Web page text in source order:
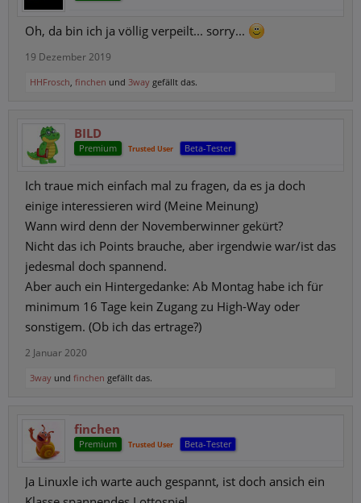
Oh, da bin ich ja völlig verpeilt... sorry...
19 Dezember 2019
HHFrosch, finchen und 3way gefällt das.
BILD
Premium Trusted User Beta-Tester
Ich traue mich einfach mal zu fragen, da es ja doch
einige interessieren wird (Meine Meinung)
Wann wird denn der Novemberwinner gekürt?
Nicht das ich Points brauche, aber irgendwie war/ist das
jedesmal doch spannend.
Aber auch ein Hintergedanke: Ab Montag habe ich für
minimum 16 Tage kein Zugang zu High-Way oder
sonstigem. (Ob ich das ertrage?)
2 Januar 2020
3way und finchen gefällt das.
finchen
Premium Trusted User Beta-Tester
Ja Linuxle ich warte auch gespannt, ist doch ansich ein